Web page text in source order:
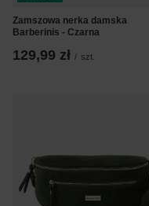
Zamszowa nerka damska
Barberinis - Czarna
129,99 zł / szt.